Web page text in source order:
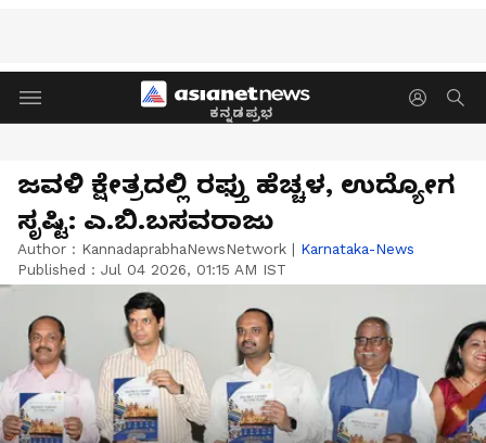
ಕನ್ನಡಪ್ರಭ
ಜವಳಿ ಕ್ಷೇತ್ರದಲ್ಲಿ ರಫ್ತು ಹೆಚ್ಚಳ, ಉದ್ಯೋಗ
ಸೃಷ್ಟಿ: ಎ.ಬಿ.ಬಸವರಾಜು
Author : KannadaprabhaNewsNetwork | Karnataka-News
Published : Jul 04 2026, 01:15 AM IST